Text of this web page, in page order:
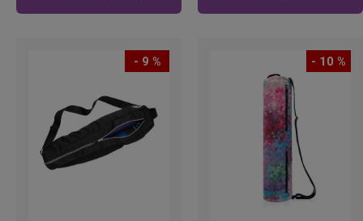
- 9 % - 10 %